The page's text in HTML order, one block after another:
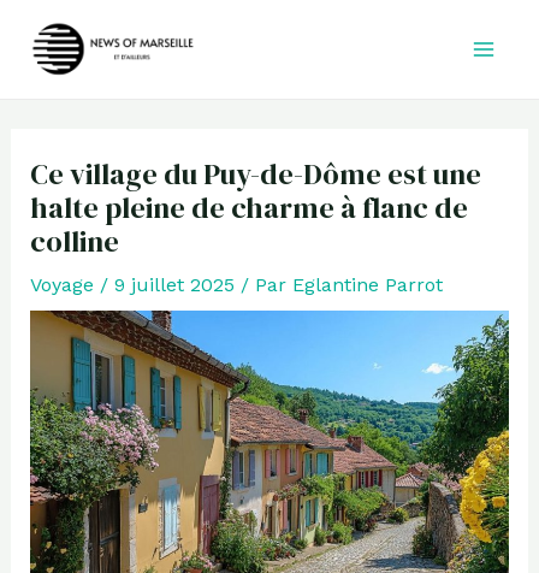
Ce village du Puy-de-Dôme est une
halte pleine de charme à flanc de
colline
Voyage / 9 juillet 2025 / Par Eglantine Parrot